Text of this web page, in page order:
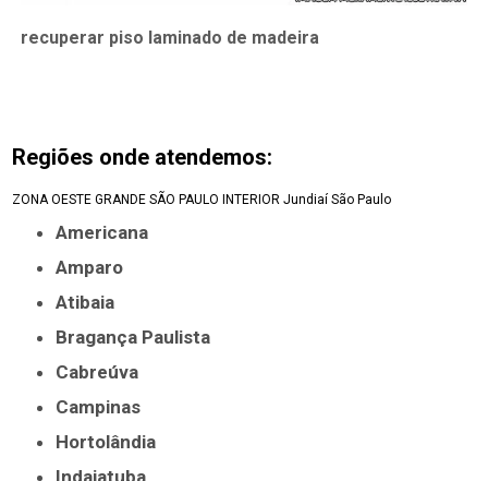
recuperar piso laminado de madeira
Regiões onde atendemos:
ZONA OESTE GRANDE SÃO PAULO INTERIOR Jundiaí São Paulo
Americana
Amparo
Atibaia
Bragança Paulista
Cabreúva
Campinas
Hortolândia